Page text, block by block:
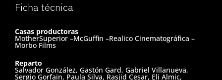
q
u
i
Ficha técnica
Casas productoras
MotherSuperior –McGuffin –Realico Cinematográfica –
Morbo Films
Reparto
Salvador González, Gastón Gard, Gabriel Villanueva,
Sergio Gorfain, Paula Silva, Rasjid Cesar, Eli Almic,